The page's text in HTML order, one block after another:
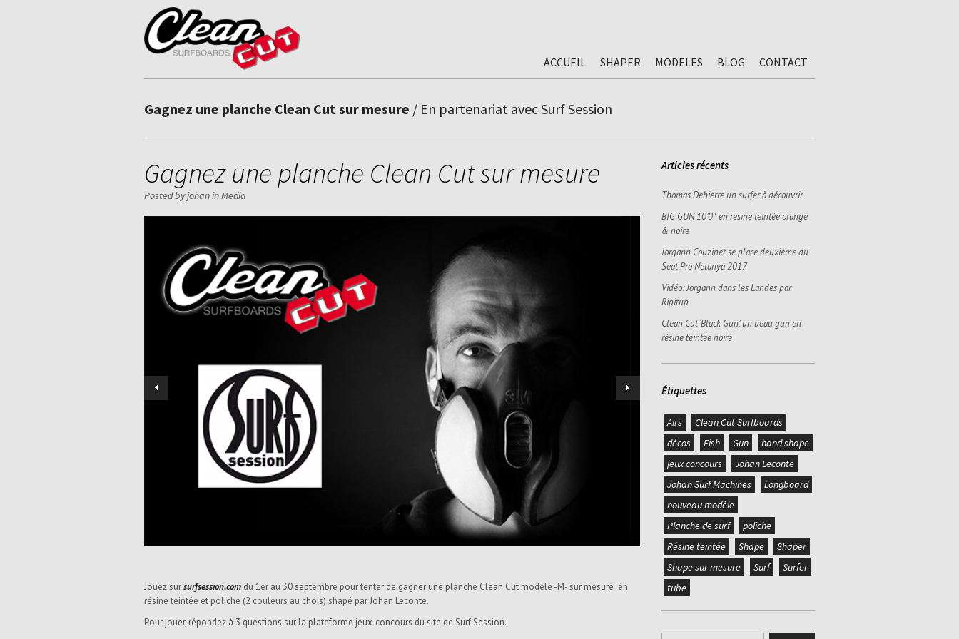
ACCUEIL SHAPER MODELES BLOG CONTACT
Gagnez une planche Clean Cut sur mesure / En partenariat avec Surf Session
Gagnez une planche Clean Cut sur mesure
Posted by johan inMedia
Jouez sursurfsession.com du 1er au 30 septembre pour tenter de gagner une planche Clean Cut modèle -M- sur mesure en
résine teintée et poliche (2 couleurs au chois) shapé par Johan Leconte.
Pour jouer, répondez à 3 questions sur la plateforme jeux-concours du site de Surf Session.
Articles récents
Thomas Debierre un surfer à découvrir
BIG GUN 10’0″ en résine teintée orange
& noire
Jorgann Couzinet se place deuxième du
Seat Pro Netanya 2017
Vidéo: Jorgann dans les Landes par
Ripitup
Clean Cut ‘Black Gun’, un beau gun en
résine teintée noire
Étiquettes
Airs
Clean Cut Surfboards
décos
Fish Gun
hand shape
jeux concours
Johan Leconte
Johan Surf Machines
Longboard
nouveau modèle
Planche de surf
poliche
Résine teintée
Shape
Shaper
Shape sur mesure
Surf
Surfer
tube